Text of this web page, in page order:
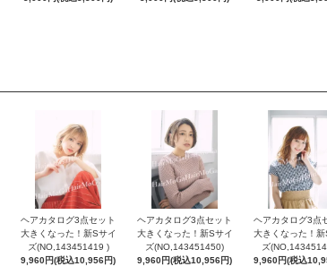
ヘアカタログ3点セット
大きくなった！新Sサイ
ズ(NO,143451419 )
9,960円(税込10,956円)
ヘアカタログ3点セット
大きくなった！新Sサイ
ズ(NO,143451450)
9,960円(税込10,956円)
ヘアカタログ3点
大きくなった！新
ズ
9,960円(税込